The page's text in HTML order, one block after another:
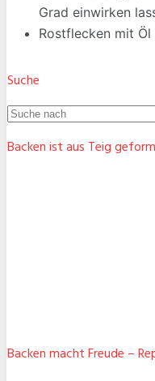
Grad einwirken
Rostflecken mit
Suche
Backen ist aus Teig
Backen macht Freude –